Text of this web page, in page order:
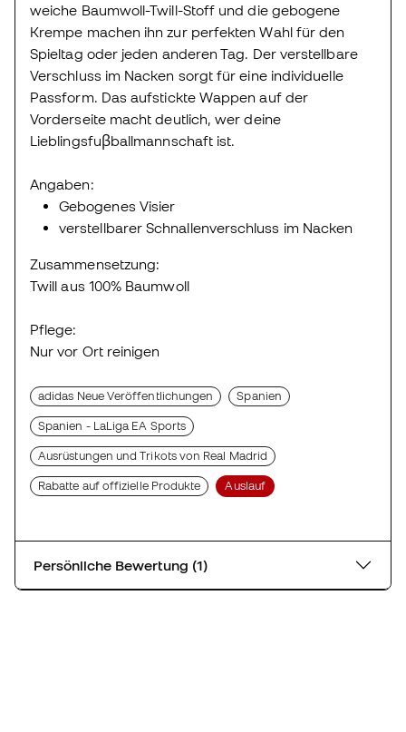
weiche Baumwoll-Twill-Stoff und die gebogene
Krempe machen ihn zur perfekten Wahl für den
Spieltag oder jeden anderen Tag. Der verstellbare
Verschluss im Nacken sorgt für eine individuelle
Passform. Das aufstickte Wappen auf der
Vorderseite macht deutlich, wer deine
Lieblingsfuβballmannschaft ist.
Angaben:
Gebogenes Visier
verstellbarer Schnallenverschluss im Nacken
Zusammensetzung:
Twill aus 100% Baumwoll
Pflege:
Nur vor Ort reinigen
adidas Neue Veröffentlichungen Spanien
Spanien - LaLiga EA Sports
Ausrüstungen und Trikots von Real Madrid
Rabatte auf offizielle Produkte Auslauf
Persönliche Bewertung (1)